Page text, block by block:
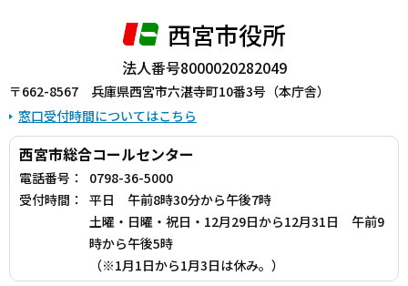
西宮市役所
法人番号8000020282049
〒662-8567 兵庫県西宮市六湛寺町10番3号（本庁舎）
窓口受付時間についてはこちら
西宮市総合コールセンター
電話番号：
0798-36-5000
受付時間：
平日 午前8時30分から午後7時
土曜・日曜・祝日・12月29日から12月31日 午前9
時から午後5時
（※1月1日から1月3日は休み。）